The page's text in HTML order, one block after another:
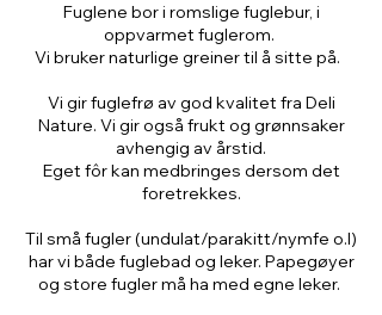
Fuglene bor i romslige fuglebur, i
oppvarmet fuglerom.
Vi bruker naturlige greiner til å sitte på.
Vi gir fuglefrø av god kvalitet fra Deli
Nature. Vi gir også frukt og grønnsaker
avhengig av årstid.
Eget fôr kan medbringes dersom det
foretrekkes.
Til små fugler (undulat/parakitt/nymfe o.l)
har vi både fuglebad og leker. Papegøyer
og store fugler må ha med egne leker.